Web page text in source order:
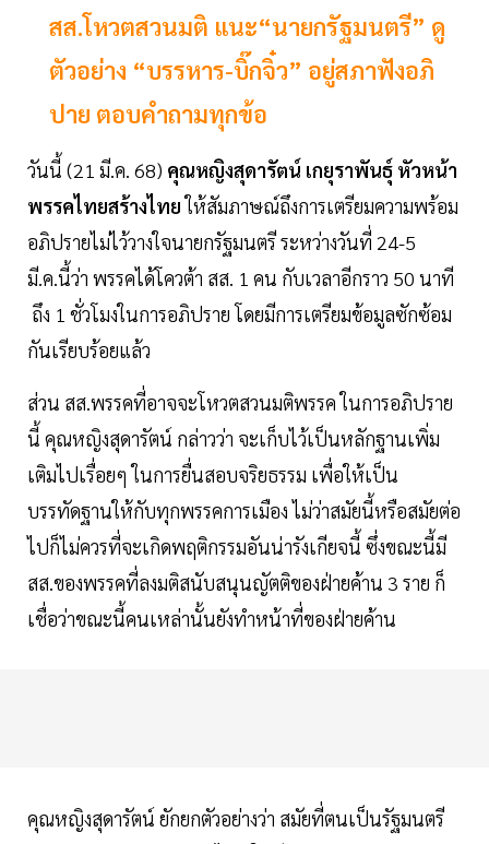
สส.โหวตสวนมติ แนะ“นายกรัฐมนตรี” ดู
ตัวอย่าง “บรรหาร-บิ๊กจิ๋ว” อยู่สภาฟังอภิ
ปาย ตอบคำถามทุกข้อ
วันนี้ (21 มี.ค. 68) คุณหญิงสุดารัตน์ เกยุราพันธุ์ หัวหน้า
พรรคไทยสร้างไทยให้สัมภาษณ์ถึงการเตรียมความพร้อม
อภิปรายไม่ไว้วางใจนายกรัฐมนตรี ระหว่างวันที่ 24-5
มี.ค.นี้ว่า พรรคได้โควต้า สส. 1 คน กับเวลาอีกราว 50 นาที
ถึง 1 ชั่วโมงในการอภิปราย โดยมีการเตรียมข้อมูลซักซ้อม
กันเรียบร้อยแล้ว
ส่วน สส.พรรคที่อาจจะโหวตสวนมติพรรค ในการอภิปราย
นี้ คุณหญิงสุดารัตน์ กล่าวว่า จะเก็บไว้เป็นหลักฐานเพิ่ม
เติมไปเรื่อยๆ ในการยื่นสอบจริยธรรม เพื่อให้เป็น
บรรทัดฐานให้กับทุกพรรคการเมือง ไม่ว่าสมัยนี้หรือสมัยต่อ
ไปก็ไม่ควรที่จะเกิดพฤติกรรมอันน่ารังเกียจนี้ ซึ่งขณะนี้มี
สส.ของพรรคที่ลงมติสนับสนุนญัตติของฝ่ายค้าน 3 ราย ก็
เชื่อว่าขณะนี้คนเหล่านั้นยังทำหน้าที่ของฝ่ายค้าน
คุณหญิงสุดารัตน์ ยักยกตัวอย่างว่า สมัยที่ตนเป็นรัฐมนตรี